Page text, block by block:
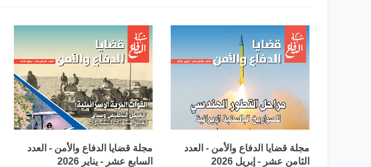
مجلة قضايا الدفاع والأمن - العدد
الثامن عشر - إبريل 2026
مجلة قضايا الدفاع والأمن - العدد
السابع عشر - يناير 2026